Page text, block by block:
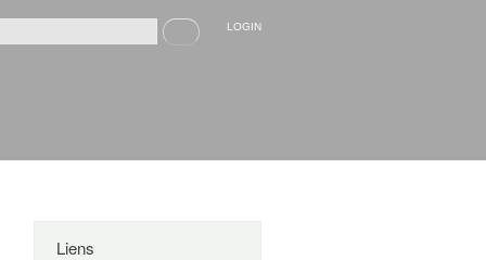
de recherche
Recherche LOGIN
Liens